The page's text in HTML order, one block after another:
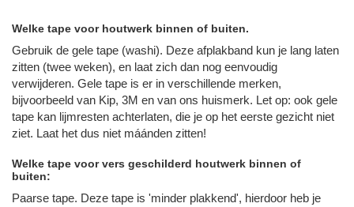
Welke tape voor houtwerk binnen of buiten.
Gebruik de gele tape (washi). Deze afplakband kun je lang laten
zitten (twee weken), en laat zich dan nog eenvoudig
verwijderen. Gele tape is er in verschillende merken,
bijvoorbeeld van Kip, 3M en van ons huismerk. Let op: ook gele
tape kan lijmresten achterlaten, die je op het eerste gezicht niet
ziet. Laat het dus niet máánden zitten!
Welke tape voor vers geschilderd houtwerk binnen of
buiten:
Paarse tape. Deze tape is 'minder plakkend', hierdoor heb je